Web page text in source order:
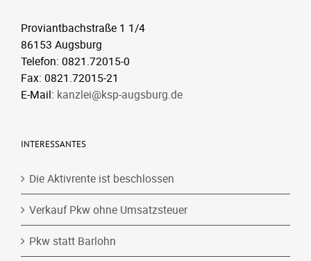
Proviantbachstraße 1 1/4
86153 Augsburg
Telefon: 0821.72015-0
Fax: 0821.72015-21
E-Mail: kanzlei@ksp-augsburg.de
INTERESSANTES
Die Aktivrente ist beschlossen
Verkauf Pkw ohne Umsatzsteuer
Pkw statt Barlohn